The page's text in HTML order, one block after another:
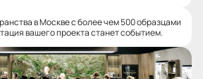
в Москве с более чем 500 образцами
вашего проекта станет событием.